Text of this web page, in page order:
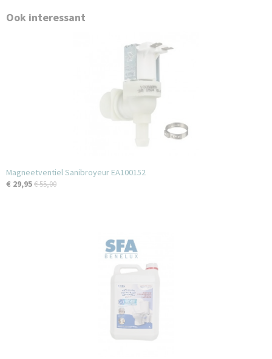
Ook interessant
Magneetventiel Sanibroyeur EA100152
€ 29,95€ 55,00